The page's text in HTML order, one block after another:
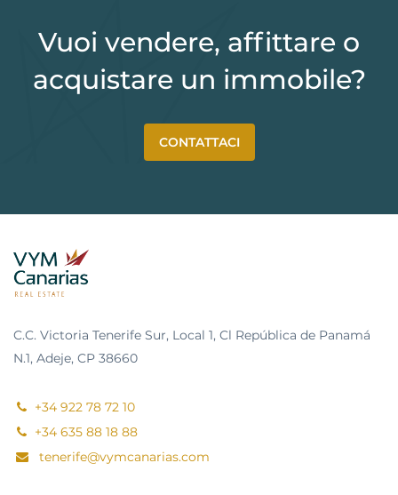
Vuoi vendere, affittare o
acquistare un immobile?
CONTATTACI
C.C. Victoria Tenerife Sur, Local 1, Cl República de Panamá
N.1, Adeje, CP 38660
+34 922 78 72 10
+34 635 88 18 88
tenerife@vymcanarias.com